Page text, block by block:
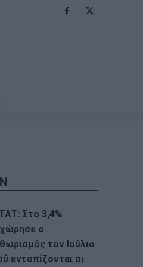
Στο 3,4%
ο
τον Ιούλιο
εντοπίζονται οι